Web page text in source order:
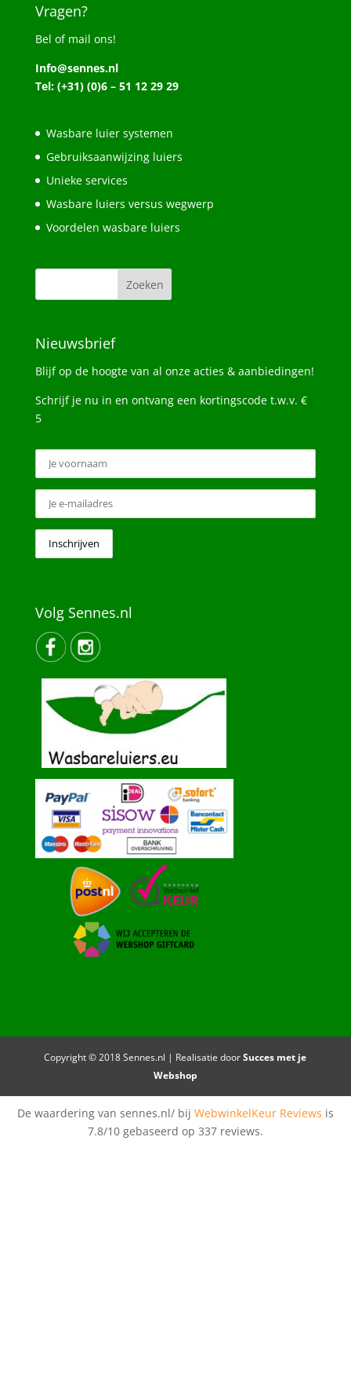
Vragen?
Bel of mail ons!
Info@sennes.nl
Tel: (+31) (0)6 – 51 12 29 29
Wasbare luier systemen
Gebruiksaanwijzing luiers
Unieke services
Wasbare luiers versus wegwerp
Voordelen wasbare luiers
Nieuwsbrief
Blijf op de hoogte van al onze acties & aanbiedingen!
Schrijf je nu in en ontvang een kortingscode t.w.v. €
5
Volg Sennes.nl
Copyright © 2018 Sennes.nl | Realisatie doorSucces met je
Webshop
De waardering van sennes.nl/ bij WebwinkelKeur Reviews is
7.8/10 gebaseerd op 337 reviews.